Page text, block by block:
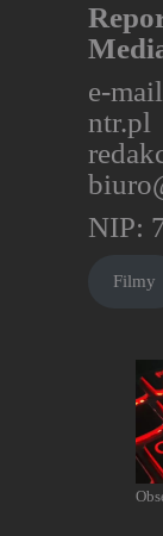
e-
ntr.pl
NIP:
Filmy